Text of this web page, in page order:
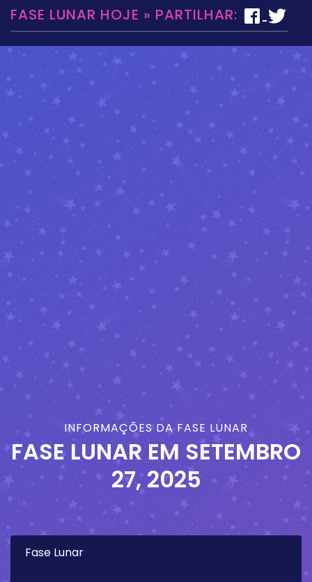
FASE LUNAR HOJE » PARTILHAR:
INFORMAÇÕES DA FASE LUNAR
FASE LUNAR EM SETEMBRO
27, 2025
Fase Lunar